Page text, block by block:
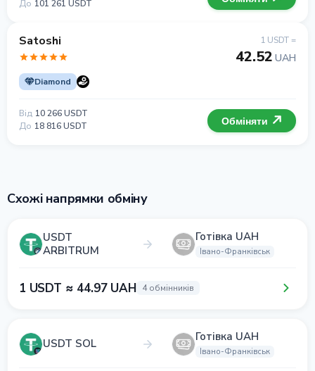
До 101 261 USDT
Satoshi
Diamond
1 USDT =
42.52 UAH
Від 10 266 USDT
До 18 816 USDT Обміняти
Схожі напрямки обміну
USDT
ARBITRUM
Готівка UAH
Івано-Франківськ
1 USDT ≈ 44.97 UAH 4 обмінників
USDT SOL Готівка UAH
Івано-Франківськ